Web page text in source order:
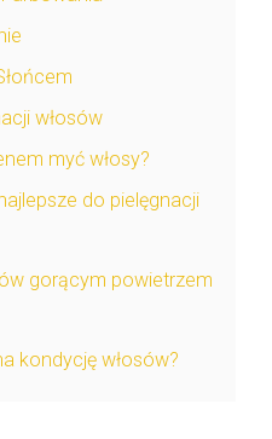
włosów
myć włosy?
do pielęgnacji
gorącym powietrzem
kondycję włosów?